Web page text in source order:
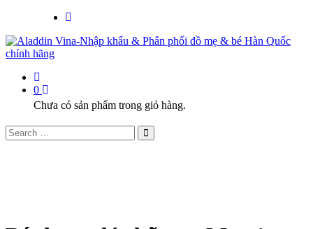
0
Chưa có sản phẩm trong giỏ hàng.